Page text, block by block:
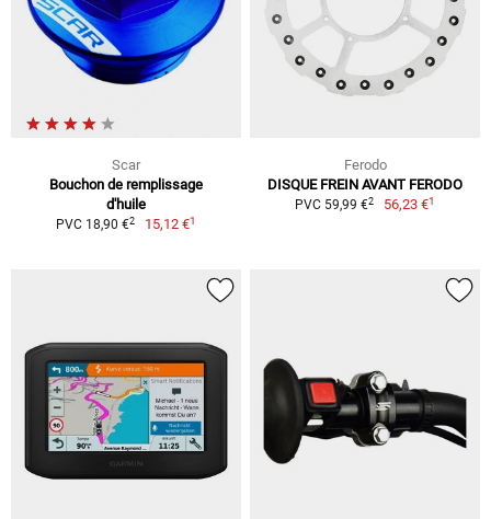
Scar
Bouchon de remplissage
d'huile
PVC 18,90 €2 15,12 €1
Ferodo
DISQUE FREIN AVANT FERODO
PVC 59,99 €2 56,23 €1